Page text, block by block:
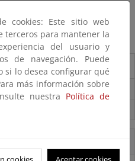
del CENEAM
Ceneam
cookies: Este sitio web
terceros para mantener la
del usuario y
de navegación. Puede
si lo desea configurar qué
más información sobre
nuestra Política de